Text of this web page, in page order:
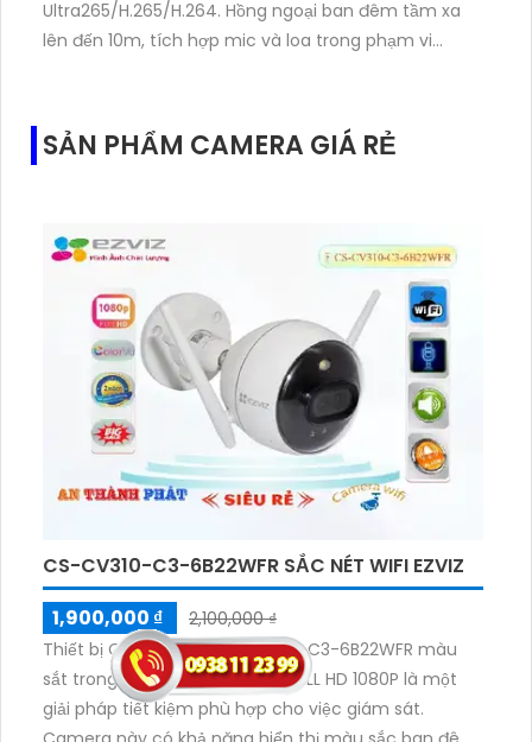
Ultra265/H.265/H.264. Hồng ngoại ban đêm tầm xa
lên đến 10m, tích hợp mic và loa trong phạm vi
SẢN PHẨM CAMERA GIÁ RẺ
CS-CV310-C3-6B22WFR SẮC NÉT WIFI EZVIZ
1,900,000 ₫
2,100,000 ₫
Thiết bị Camera Wifi CS-CV310-C3-6B22WFR màu
sắt trong sáng 2.0 megapixel FULL HD 1080P là một
giải pháp tiết kiệm phù hợp cho việc giám sát.